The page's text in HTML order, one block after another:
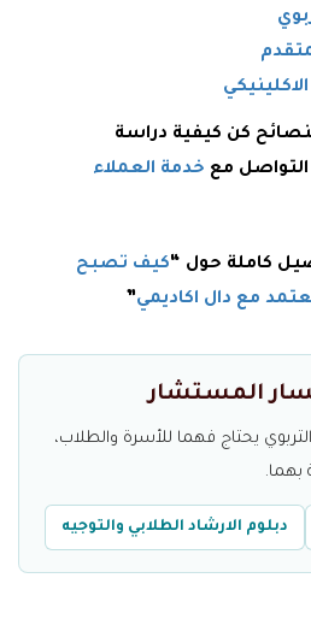
كن كيفية دراسة
مع خدمة العملاء
كاملة حول “كيف تصبح
مع دال اكاديمي”
المستشار
يحتاج فهما للأسرة والطلاب،
بهما.
دبلوم الارشاد الطلابي والتوجيه